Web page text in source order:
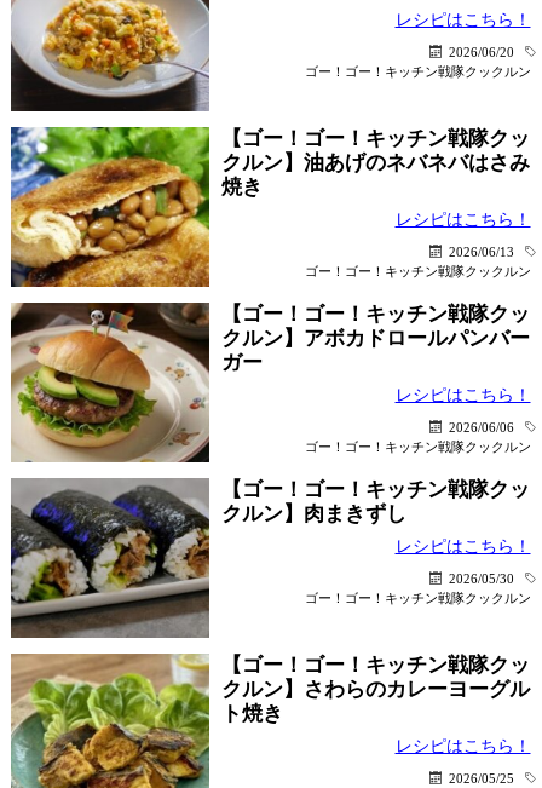
レシピはこちら！
2026/06/20
ゴー！ゴー！キッチン戦隊クックルン
【ゴー！ゴー！キッチン戦隊クッ
クルン】油あげのネバネバはさみ
焼き
レシピはこちら！
2026/06/13
ゴー！ゴー！キッチン戦隊クックルン
【ゴー！ゴー！キッチン戦隊クッ
クルン】アボカドロールパンバー
ガー
レシピはこちら！
2026/06/06
ゴー！ゴー！キッチン戦隊クックルン
【ゴー！ゴー！キッチン戦隊クッ
クルン】肉まきずし
レシピはこちら！
2026/05/30
ゴー！ゴー！キッチン戦隊クックルン
【ゴー！ゴー！キッチン戦隊クッ
クルン】さわらのカレーヨーグル
ト焼き
レシピはこちら！
2026/05/25